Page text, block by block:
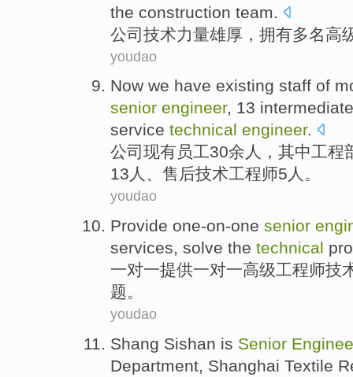
the construction team
公司 技术力量雄厚 ， 拥有多名高
youdao
Now we have existing staff of
senior engineer, 13 intermediate
service technical engineer.
公司 现有员工30余 人 ， 其中工程
13 人、 售后技术工程师5 人。
youdao
Provide one-on-one senior
services, solve the technical
一对一提供一对一高级工程师技
题。
youdao
Shang Sishan is Senior
Department, Shanghai Textile